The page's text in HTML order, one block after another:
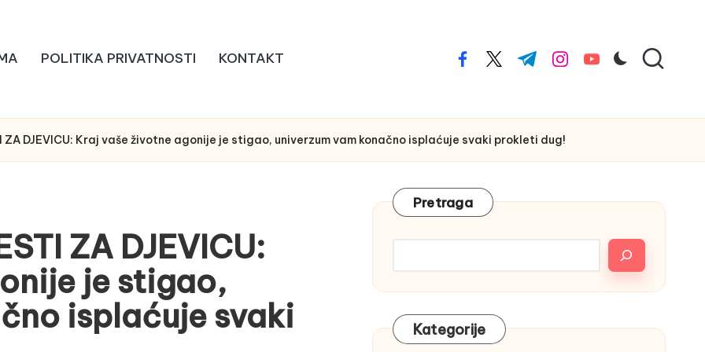
POLITIKA PRIVATNOSTI KONTAKT facebook.com
twitter.com
t.me instagram.com
youtube.com
ZA DJEVICU: Kraj vaše životne agonije je stigao, univerzum vam konačno isplaćuje svaki prokleti dug!
ZA DJEVICU:
je stigao,
isplaćuje svaki
Pretraga
Kategorije